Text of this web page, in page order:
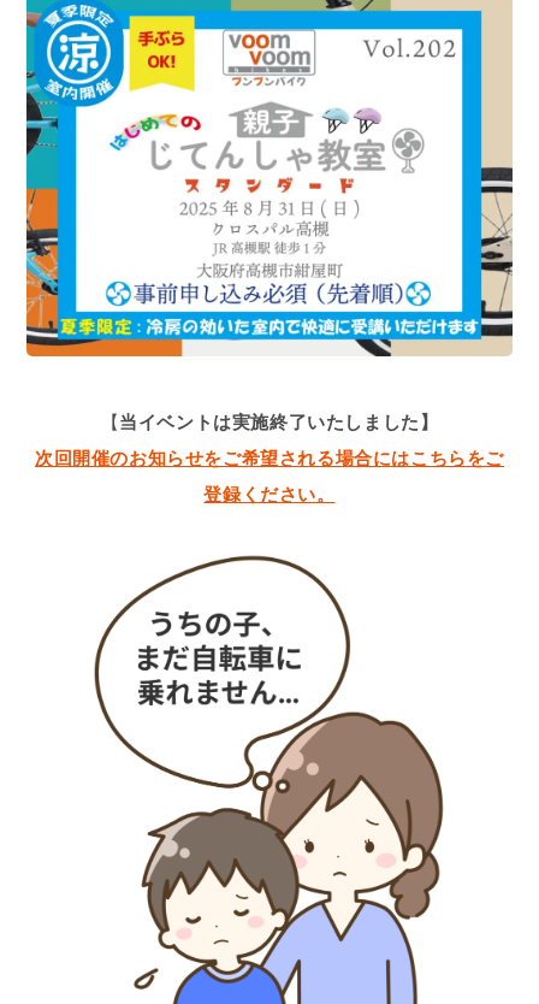
【当イベントは実施終了いたしました】
次回開催のお知らせをご希望される場合にはこちらをご
登録ください。